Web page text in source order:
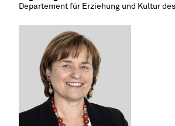
Departement für Erziehung und Kultur